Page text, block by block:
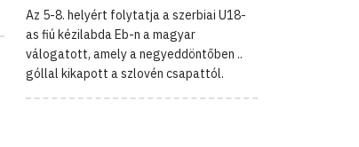
Az 5-8. helyért folytatja a szerbiai U18-
as fiú kézilabda Eb-n a magyar
válogatott, amely a negyeddöntőben ..
góllal kikapott a szlovén csapattól.